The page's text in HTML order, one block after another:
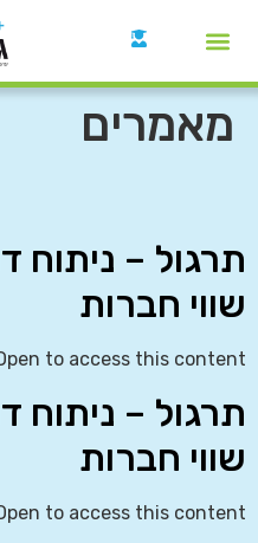
מאמרים
תרגול – ניתוח
שווי חברות
to access this content
תרגול – ניתוח
שווי חברות
to access this content